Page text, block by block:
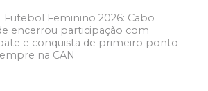
Futebol Feminino 2026: Cabo
encerrou participação com
e conquista de primeiro ponto
na CAN